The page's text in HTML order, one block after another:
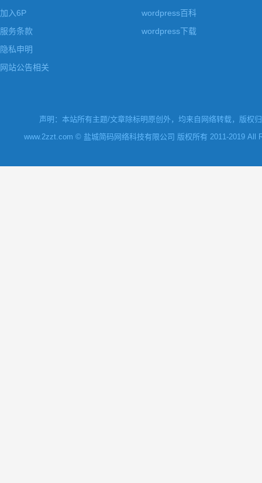
加入6P
服务条款
隐私申明
网站公告相关
wordpress百科
wordpress下载
声明：本站所有主题/文章除标明原创外，均来自网络转载，版权
www.2zzt.com © 盐城简码网络科技有限公司 版权所有 2011-2019